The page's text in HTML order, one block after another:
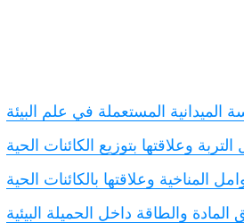
الميدانية المستعملة في علم البيئة
وعلاقتها بتوزيع الكائنات الحية
المناخية وعلاقتها بالكائنات الحية
المادة والطاقة داخل الحميلة البيئية